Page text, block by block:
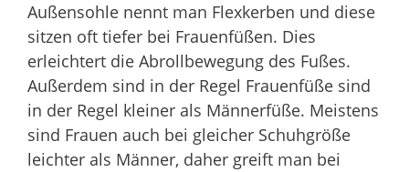
Außensohle nennt man Flexkerben und diese
sitzen oft tiefer bei Frauenfüßen. Dies
erleichtert die Abrollbewegung des Fußes.
Außerdem sind in der Regel Frauenfüße sind
in der Regel kleiner als Männerfüße. Meistens
sind Frauen auch bei gleicher Schuhgröße
leichter als Männer, daher greift man bei